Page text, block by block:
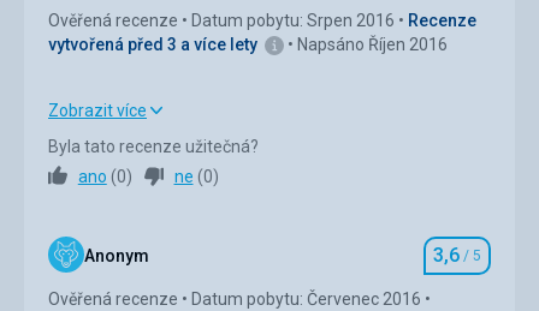
Ověřená recenze Datum pobytu: Srpen 2016
Recenze
vytvořená před 3 a více lety
Napsáno Říjen 2016
Ubytování
Služby 5,0/ 5
Zobrazit více
Byla tato recenze užitečná?
ano (0) ne (0)
Anonym Hodnocení
3,6 / 5
Ověřená recenze
Datum pobytu: Červenec 2016